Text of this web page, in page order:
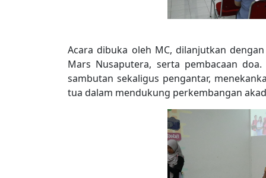
Acara dibuka oleh MC, dilanjutkan
Mars Nusaputera, serta pembacaan
sambutan sekaligus pengantar,
tua dalam mendukung perkembangan